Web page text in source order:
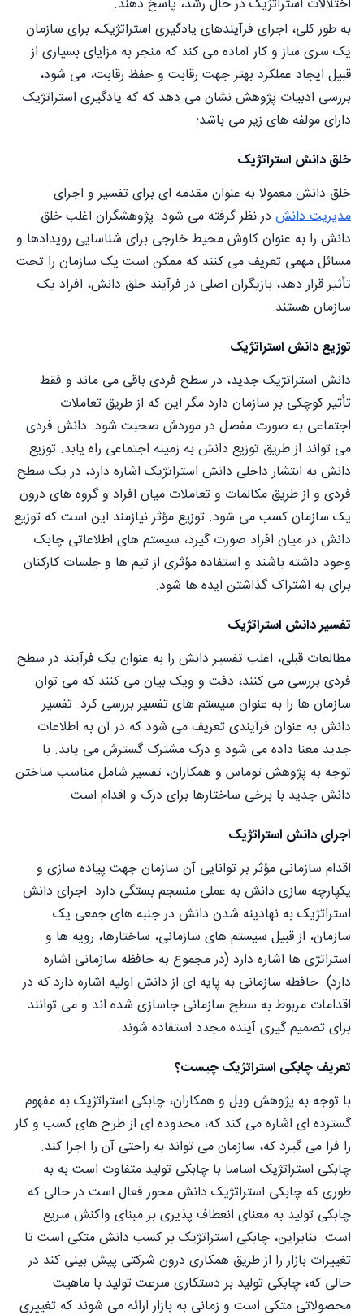
به طور کلی، اجرای فرآیندهای یادگیری استراتژیک، برای سازمان
یک سری ساز و کار آماده می کند که منجر به مزایای بسیاری از
قبیل ایجاد عملکرد بهتر جهت رقابت و حفظ رقابت، می شود،
بررسی ادبیات پژوهش نشان می دهد که که یادگیری استراتژیک
دارای مولفه های زیر می باشد:
خلق دانش استراتژیک
خلق دانش معمولا به عنوان مقدمه ای برای تفسیر و اجرای
مدیریت دانش در نظر گرفته می شود. پژوهشگران اغلب خلق
دانش را به عنوان کاوش محیط خارجی برای شناسایی رویدادها و
مسائل مهمی تعریف می کنند که ممکن است یک سازمان را تحت
تأثیر قرار دهد، بازیگران اصلی در فرآیند خلق دانش، افراد یک
سازمان هستند.
توزیع دانش استراتژیک
دانش استراتژیک جدید، در سطح فردی باقی می ماند و فقط
تأثیر کوچکی بر سازمان دارد مگر این که از طریق تعاملات
اجتماعی به صورت مفصل در موردش صحبت شود. دانش فردی
می تواند از طریق توزیع دانش به زمینه اجتماعی راه یابد. توزیع
دانش به انتشار داخلی دانش استراتژیک اشاره دارد، در یک سطح
فردی و از طریق مکالمات و تعاملات میان افراد و گروه های درون
یک سازمان کسب می شود. توزيع مؤثر نیازمند این است که توزیع
دانش در میان افراد صورت گیرد، سیستم های اطلاعاتی چابک
وجود داشته باشند و استفاده مؤثری از تیم ها و جلسات کارکنان
برای به اشتراک گذاشتن ایده ها شود.
تفسیر دانش استراتژیک
مطالعات قبلی، اغلب تفسير دانش را به عنوان یک فرآیند در سطح
فردی بررسی می کنند، دفت و ویک بیان می کنند که می توان
سازمان ها را به عنوان سیستم های تفسیر بررسی کرد. تفسير
دانش به عنوان فرآیندی تعریف می شود که در آن به اطلاعات
جدید معنا داده می شود و درک مشترک گسترش می یابد. با
توجه به پژوهش توماس و همکاران، تفسیر شامل مناسب ساختن
دانش جدید با برخی ساختارها برای درک و اقدام است.
اجرای دانش استراتژیک
اقدام سازمانی مؤثر بر توانایی آن سازمان جهت پیاده سازی و
یکپارچه سازی دانش به عملی منسجم بستگی دارد. اجرای دانش
استراتژیک به نهادینه شدن دانش در جنبه های جمعی یک
سازمان، از قبیل سیستم های سازمانی، ساختارها، رویه ها و
استراتژی ها اشاره دارد (در مجموع به حافظه سازمانی اشاره
دارد). حافظه سازمانی به پایه ای از دانش اولیه اشاره دارد که در
اقدامات مربوط به سطح سازمانی جاسازی شده اند و می توانند
برای تصمیم گیری آینده مجدد استفاده شوند.
تعریف چابکی استراتژیک چیست؟
با توجه به پژوهش ويل و همکاران، چابکی استراتژیک به مفهوم
گسترده ای اشاره می کند که، محدوده ای از طرح های کسب و کار
را فرا می گیرد که، سازمان می تواند به راحتی آن را اجرا کند.
چابکی استراتژیک اساسا با چابکی تولید متفاوت است به به
طوری که چابکی استراتژیک دانش محور فعال است در حالی که
چابکی تولید به معنای انعطاف پذیری بر مبنای واکنش سریع
است. بنابراین، چابکی استراتژیک بر کسب دانش متکی است تا
تغییرات بازار را از طریق همکاری درون شرکتی پیش بینی کند در
حالی که، چابکی تولید بر دستکاری سرعت تولید با ماهیت
محصولاتی متکی است و زمانی به بازار ارائه می شوند که تغییری